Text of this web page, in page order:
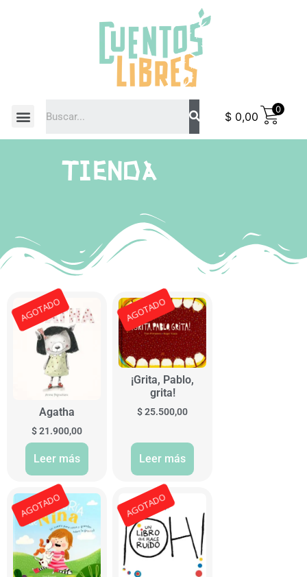
$ 0,00
0
TIENDA
AGOTADO
Agatha
$21.900,00
Leer más
AGOTADO
¡Grita, Pablo,
grita!
$25.500,00
Leer más
AGOTADO AGOTADO